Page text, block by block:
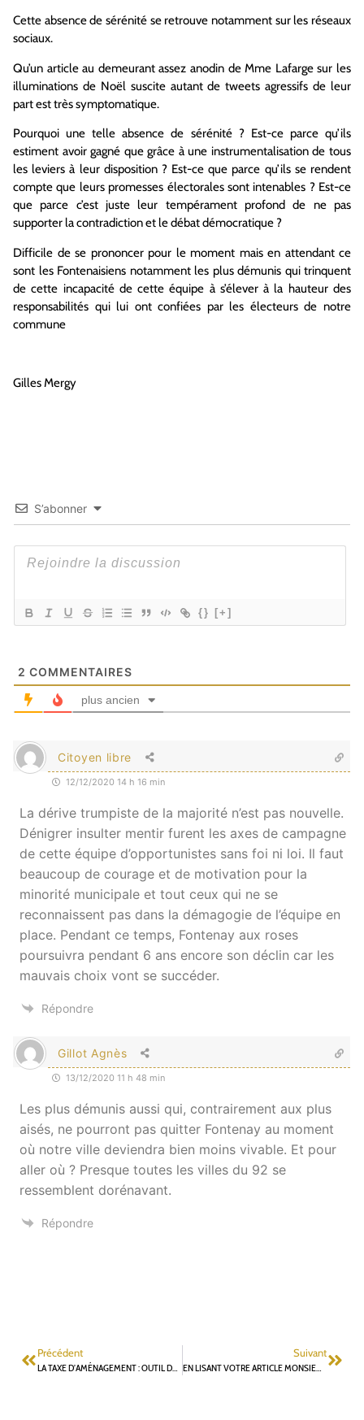
Cette absence de sérénité se retrouve notamment sur les réseaux
sociaux.
Qu’un article au demeurant assez anodin de Mme Lafarge sur les
illuminations de Noël suscite autant de tweets agressifs de leur
part est très symptomatique.
Pourquoi une telle absence de sérénité ? Est-ce parce qu’ils
estiment avoir gagné que grâce à une instrumentalisation de tous
les leviers à leur disposition ? Est-ce que parce qu’ils se rendent
compte que leurs promesses électorales sont intenables ? Est-ce
que parce c’est juste leur tempérament profond de ne pas
supporter la contradiction et le débat démocratique ?
Difficile de se prononcer pour le moment mais en attendant ce
sont les Fontenaisiens notamment les plus démunis qui trinquent
de cette incapacité de cette équipe à s’élever à la hauteur des
responsabilités qui lui ont confiées par les électeurs de notre
commune
Gilles Mergy
S’abonner
{} [+]
2 COMMENTAIRES
plus ancien
Citoyen libre
12/12/2020 14 h 16 min
La dérive trumpiste de la majorité n’est pas nouvelle.
Dénigrer insulter mentir furent les axes de campagne
de cette équipe d’opportunistes sans foi ni loi. Il faut
beaucoup de courage et de motivation pour la
minorité municipale et tout ceux qui ne se
reconnaissent pas dans la démagogie de l’équipe en
place. Pendant ce temps, Fontenay aux roses
poursuivra pendant 6 ans encore son déclin car les
mauvais choix vont se succéder.
Répondre
Gillot Agnès
13/12/2020 11 h 48 min
Les plus démunis aussi qui, contrairement aux plus
aisés, ne pourront pas quitter Fontenay au moment
où notre ville deviendra bien moins vivable. Et pour
aller où ? Presque toutes les villes du 92 se
ressemblent dorénavant.
Répondre
Précédent
LA TAXE D’AMÉNAGEMENT : OUTIL DE PRÉVISION ET D’ORIENTATION DE L’URBANISATION
Suivant
EN LISANT VOTRE ARTICLE MONSIEUR MERGY